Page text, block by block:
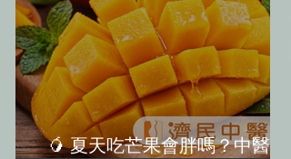
🥭 夏天吃芒果會胖嗎？中醫教